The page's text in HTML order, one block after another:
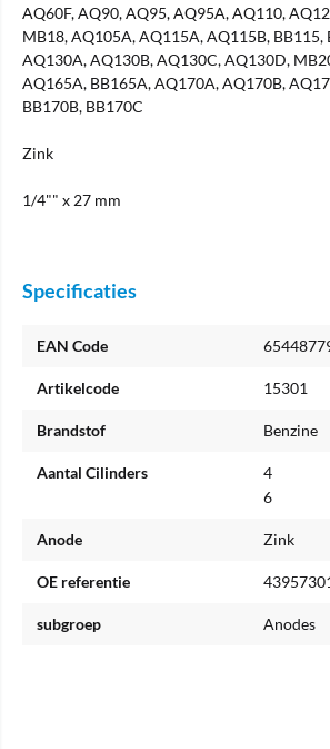
AQ60F, AQ90, AQ95, AQ95A, AQ110,
MB18, AQ105A, AQ115A, AQ115B, BB115,
AQ130A, AQ130B, AQ130C, AQ130D,
AQ165A, BB165A, AQ170A, AQ170B,
BB170B, BB170C
Zink
1/4"" x 27 mm
Specificaties
EAN Code
Artikelcode 15301
Brandstof Benzine
Aantal Cilinders
4
6
Anode Zink
OE referentie
subgroep Anodes